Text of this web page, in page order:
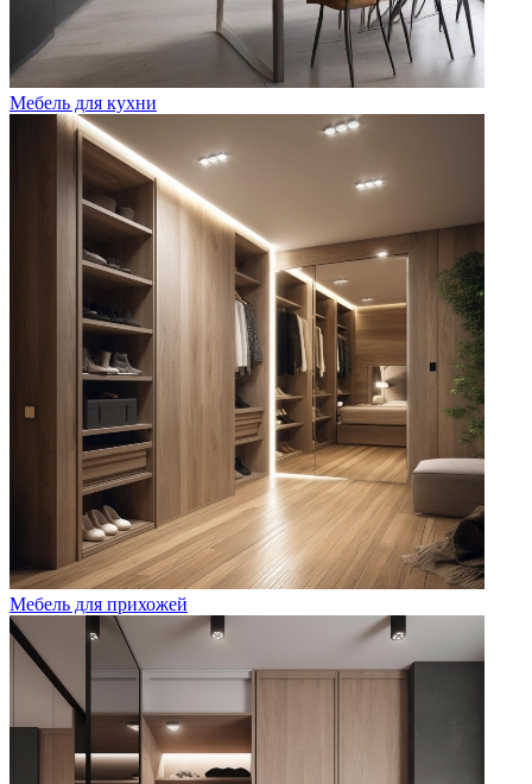
Мебель для кухни
Мебель для прихожей